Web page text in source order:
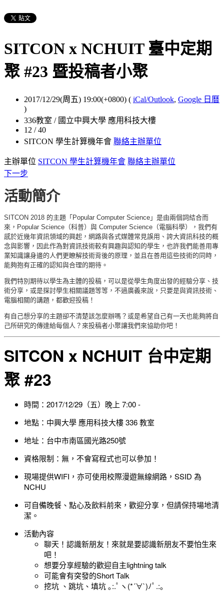
SITCON x NCHUIT 臺中定期
聚 #23 暨投稿者小聚
2017/12/29(周五) 19:00(+0800) ( iCal/Outlook, Google 日曆
)
336教室 / 國立中興大學 應用科技大樓
12 / 40
SITCON 學生計算機年會 聯絡主辦單位
主辦單位 SITCON 學生計算機年會 聯絡主辦單位
下一步
活動簡介
SITCON 2018 的主題「Popular Computer Science」是由兩個詞結合而
來，Popular Science（科普）與 Computer Science（電腦科學），我們有
感於近幾年資訊領域的興起，網路與各式媒體常見誤用、誇大資訊科技的概
念與影響，因此作為對資訊技術較有興趣與認知的學生，也許我們能善用專
業知識讓身邊的人們更瞭解技術背後的原理，並且在善用這些技術的同時，
能夠抱有正確的認知與合理的期待。
我們特別期待以學生為主體的投稿，可以是從學生角度出發的經驗分享、技
術分享，或是探討學生相關議題等等，不過廣義來說，只要是與資訊技術、
電腦相關的講題，都歡迎投稿！
有自己想分享的主題卻不清楚該怎麼辦嗎？或是希望自己有一天也能夠將自
己所研究的傳達給每個人？來投稿者小聚讓我們來協助你吧！
SITCON x NCHUIT 台中定期
聚 #23
時間：2017/12/29（五）晚上 7:00 -
地點：中興大學 應用科技大樓 336 教室
地址：台中市南區國光路250號
資格限制：無，不會寫程式也可以參加！
現場提供WIFI，亦可使用校際漫遊無線網路，SSID 為
NCHU
可自備晚餐、點心及飲料前來，歡迎分享，但請保持場地清
潔。
活動內容
聊天！認識新朋友！來就是要認識新朋友不要怕生來
吧！
想要分享經驗的歡迎自主lightning talk
可能會有突發的Short Talk
挖坑 、跳坑、填坑 ｡:.ﾟヽ(*´∀`)ﾉﾟ.:｡